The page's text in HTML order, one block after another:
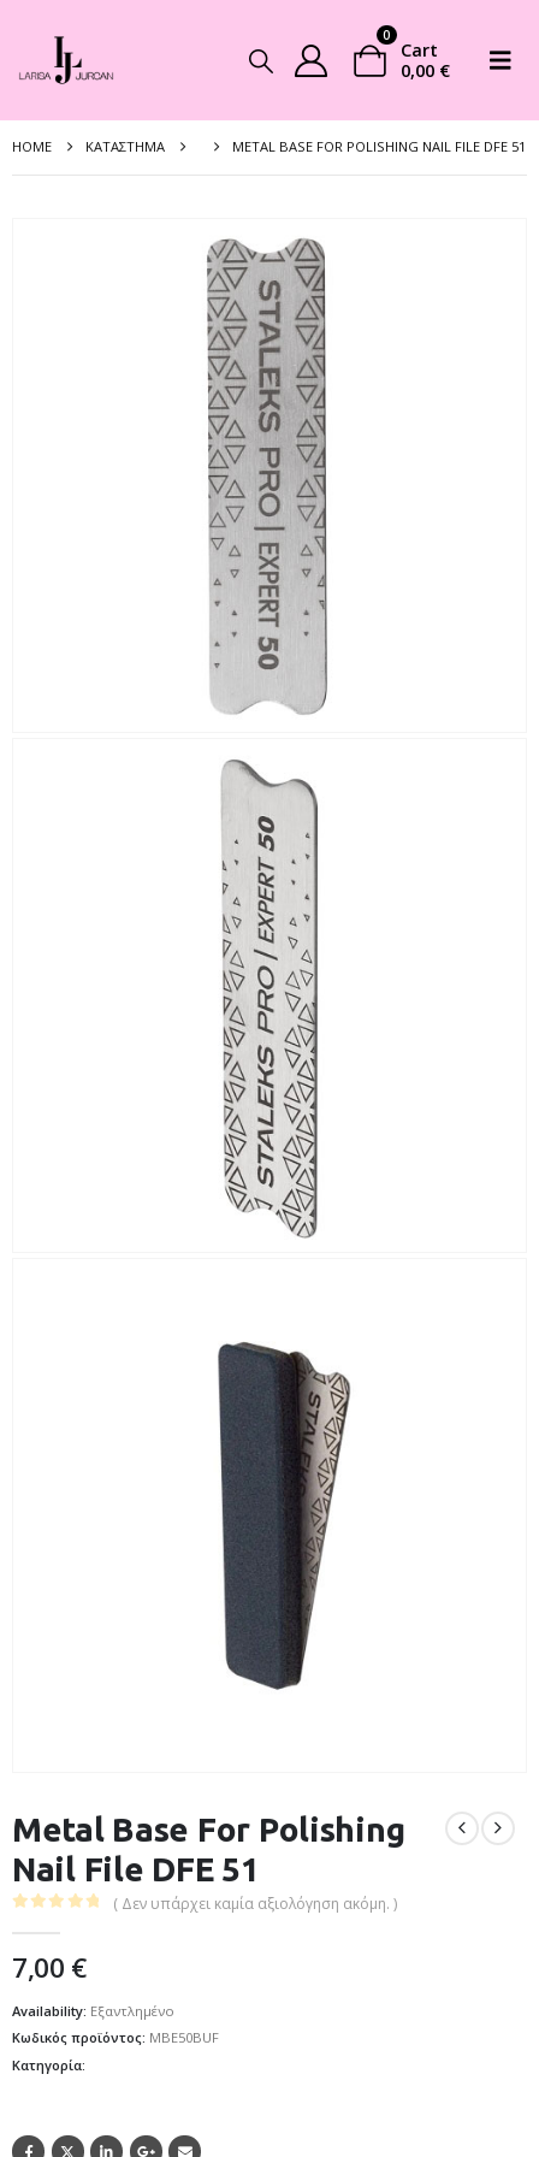
0
Cart
0,00 €
HOME ΚΑΤΆΣΤΗΜΑ METAL BASE FOR POLISHING NAIL FILE DFE 51
Metal Base For Polishing
Nail File DFE 51
( Δεν υπάρχει καμία αξιολόγηση ακόμη. )
7,00 €
Availability: Εξαντλημένο
Κωδικός προϊόντος: MBE50BUF
Κατηγορία: